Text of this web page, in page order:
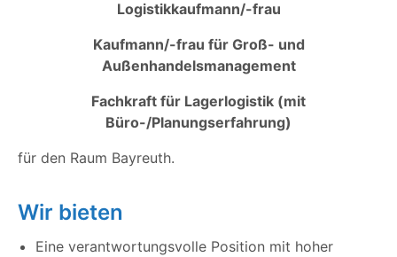
Logistikkaufmann/-frau
Kaufmann/-frau für Groß- und
Außenhandelsmanagement
Fachkraft für Lagerlogistik (mit
Büro-/Planungserfahrung)
für den Raum Bayreuth.
Wir bieten
Eine verantwortungsvolle Position mit hoher